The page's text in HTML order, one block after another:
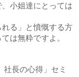
小姐達にとっては
る」と憤慨する方
は無粋ですよ。
長の心得」セミ